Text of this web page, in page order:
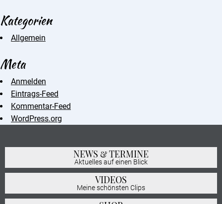
Kategorien
Allgemein
Meta
Anmelden
Eintrags-Feed
Kommentar-Feed
WordPress.org
NEWS & TERMINE
Aktuelles auf einen Blick
VIDEOS
Meine schönsten Clips